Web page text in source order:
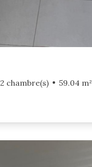
2 chambre(s) 59.04 m²